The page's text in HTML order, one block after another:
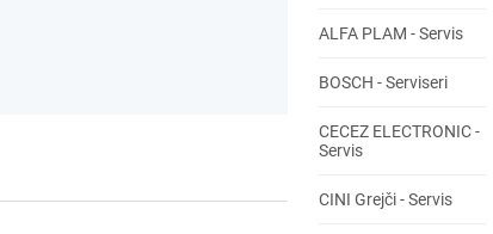
ALFA PLAM - Servis
BOSCH - Serviseri
CECEZ ELECTRONIC -
Servis
CINI Grejči - Servis